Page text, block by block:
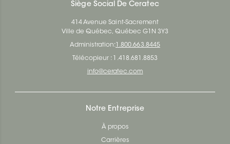
Siège Social De Ceratec
414 Avenue Saint-Sacrement
Ville de Québec, Québec G1N 3Y3
Administration: 1.800.663.8445
Télécopieur : 1.418.681.8853
info@ceratec.com
Notre Entreprise
À propos
Carrières